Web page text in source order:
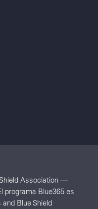
Association —
programa Blue365 es
Blue Shield